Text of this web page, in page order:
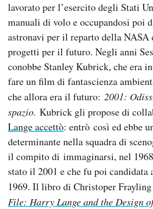
AREA PERSONALE
Area Personale
Newsletter
Regala il Post
Hai bisogno di aiuto?
Esci
lavorato per l’esercito degli Stati
manuali di volo e occupandosi poi
astronavi per il reparto della NASA
progetti per il futuro. Negli anni
conobbe Stanley Kubrick, che era
fare un film di fantascienza
che allora era il futuro: 2001:
spazio. Kubrick gli propose di
Lange accettò: entrò così ed ebbe
determinante nella squadra di
il compito di immaginarsi, nel
stato il 2001 e che fu poi candidata
1969. Il libro di Christoper Frayling
File: Harry Lange and the Design